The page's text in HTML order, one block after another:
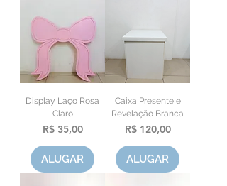
Display Laço Rosa
Claro
Preço
R$ 35,00
ALUGAR
Caixa Presente e
Revelação Branca
Preço
R$ 120,00
ALUGAR